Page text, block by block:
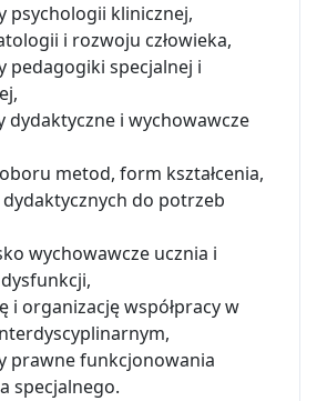
psychologii klinicznej,
i rozwoju człowieka,
pedagogiki specjalnej i
dydaktyczne i wychowawcze
metod, form kształcenia,
do potrzeb
wychowawcze ucznia i
i organizację współpracy w
prawne funkcjonowania
specjalnego.